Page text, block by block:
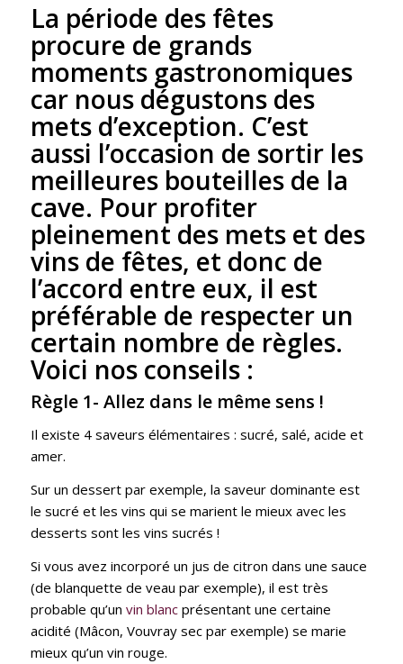
La période des fêtes
procure de grands
moments gastronomiques
car nous dégustons des
mets d’exception. C’est
aussi l’occasion de sortir les
meilleures bouteilles de la
cave. Pour profiter
pleinement des mets et des
vins de fêtes, et donc de
l’accord entre eux, il est
préférable de respecter un
certain nombre de règles.
Voici nos conseils :
Règle 1- Allez dans le même sens !
Il existe 4 saveurs élémentaires : sucré, salé, acide et
amer.
Sur un dessert par exemple, la saveur dominante est
le sucré et les vins qui se marient le mieux avec les
desserts sont les vins sucrés !
Si vous avez incorporé un jus de citron dans une sauce
(de blanquette de veau par exemple), il est très
probable qu’un vin blancprésentant une certaine
acidité (Mâcon, Vouvray sec par exemple) se marie
mieux qu’un vin rouge.